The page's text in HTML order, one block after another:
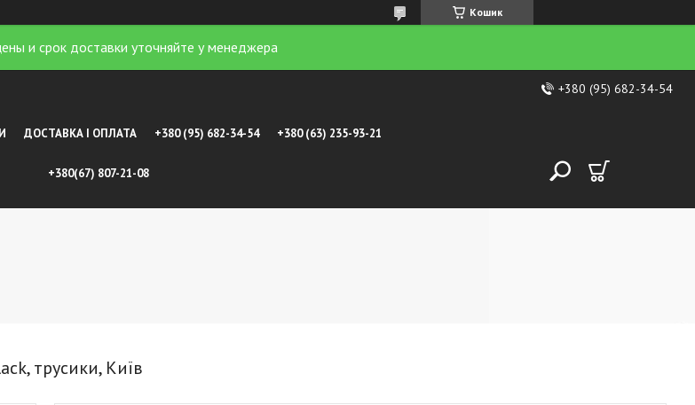
Кошик
и срок доставки уточняйте у менеджера
+380 (95) 682-34-54
ДОСТАВКА І ОПЛАТА +380 (95) 682-34-54 +380 (63) 235-93-21
+380(67) 807-21-08
трусики, Київ